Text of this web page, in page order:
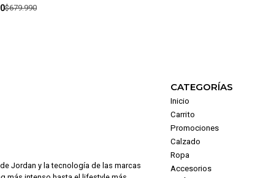
$679.990
Jordan y la tecnología de las marcas
CATEGORÍAS
Inicio
Carrito
Promociones
Calzado
Ropa
Accesorios